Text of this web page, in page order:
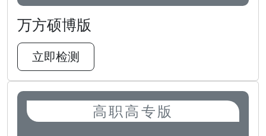
万方硕博版
立即检测
高职高专版